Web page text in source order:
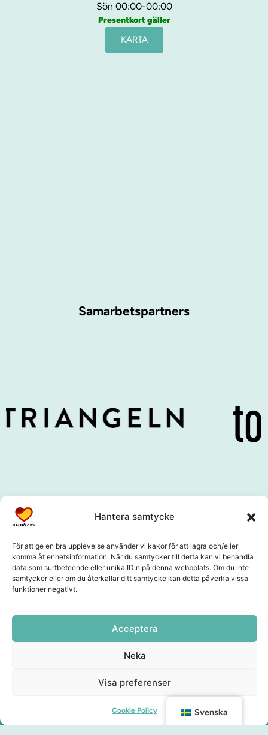
Hantera samtycke
För att ge en bra upplevelse använder vi kakor för att lagra och/eller
komma åt enhetsinformation. När du samtycker till detta kan vi behandla
data som surfbeteende eller unika ID:n på denna webbplats. Om du inte
samtycker eller om du återkallar ditt samtycke kan detta påverka vissa
funktioner negativt.
Acceptera
Neka
Visa preferenser
Cookie Policy
Sön 00:00-00:00
Presentkort gäller
KARTA
Samarbetspartners
Svenska